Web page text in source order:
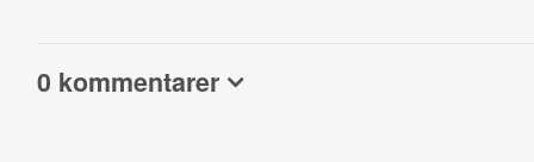
0 kommentarer